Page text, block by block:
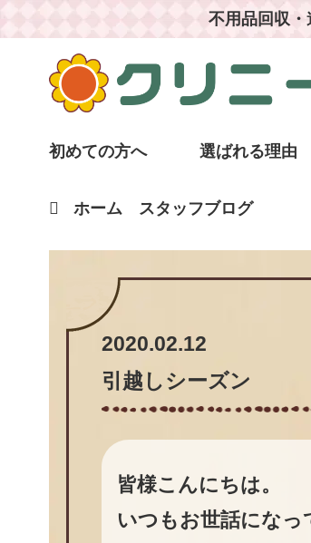
不用品回収
初めての方へ 選ばれる理由
ホーム スタッフブログ
2020.02.12
引越しシーズン
皆様こんにちは。
いつもお世話になっ